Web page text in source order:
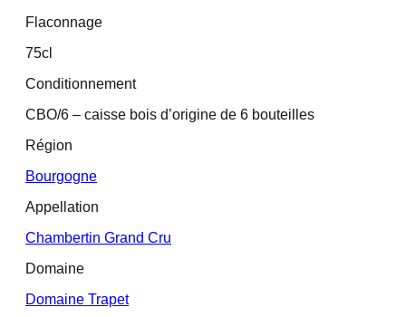
Flaconnage
75cl
Conditionnement
CBO/6 – caisse bois d’origine de 6 bouteilles
Région
Bourgogne
Appellation
Chambertin Grand Cru
Domaine
Domaine Trapet